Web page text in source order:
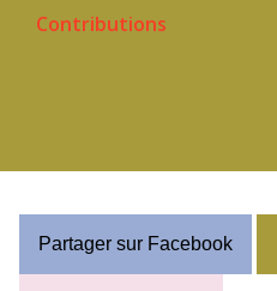
Contributions
Partager sur Facebook